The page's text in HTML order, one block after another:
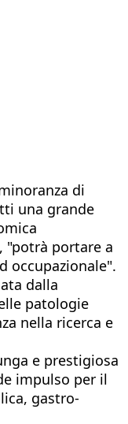
di
una grande
"potrà portare a
occupazionale".
dalla
patologie
nella ricerca e
e prestigiosa
impulso per il
gastro-